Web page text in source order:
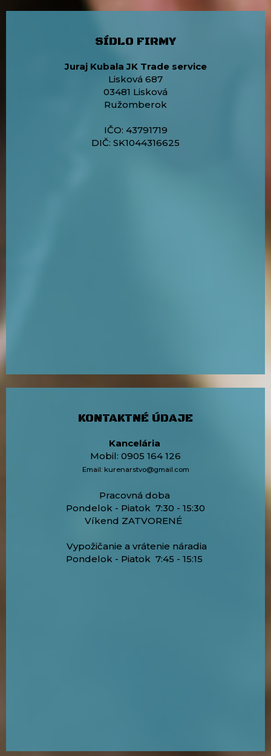
SÍDLO FIRMY
Juraj Kubala JK Trade service
Lisková 687
03481 Lisková
Ružomberok
IČO: 43791719
DIČ: SK1044316625
KONTAKTNÉ ÚDAJE
Kancelária
Mobil: 0905 164 126
Email: kurenarstvo@gmail.com
Pracovná doba
Pondelok - Piatok 7:30 - 15:30
Víkend ZATVORENÉ
Vypožičanie a vrátenie náradia
Pondelok - Piatok 7:45 - 15:15